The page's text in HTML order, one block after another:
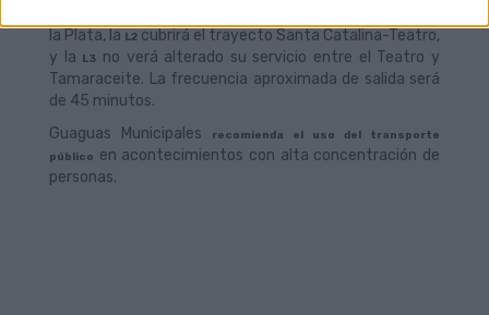
la Plata, la L2 cubrirá el trayecto Santa Catalina-Teatro,
y la L3 no verá alterado su servicio entre el Teatro y
Tamaraceite. La frecuencia aproximada de salida será
de 45 minutos.
Guaguas Municipales
recomienda el uso del transporte
público en acontecimientos con alta concentración de
personas.